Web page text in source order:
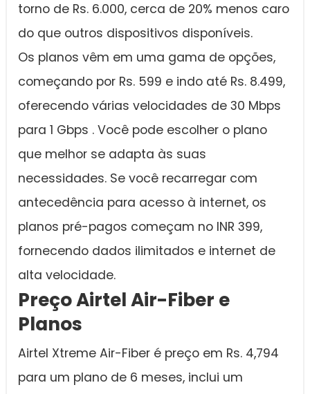
torno de Rs. 6.000, cerca de 20% menos caro
do que outros dispositivos disponíveis.
Os planos vêm em uma gama de opções,
começando por Rs. 599 e indo até Rs. 8.499,
oferecendo várias velocidades de 30 Mbps
para 1 Gbps . Você pode escolher o plano
que melhor se adapta às suas
necessidades. Se você recarregar com
antecedência para acesso à internet, os
planos pré-pagos começam no INR 399,
fornecendo dados ilimitados e internet de
alta velocidade.
Preço Airtel Air-Fiber e
Planos
Airtel Xtreme Air-Fiber é preço em Rs. 4,794
para um plano de 6 meses, inclui um